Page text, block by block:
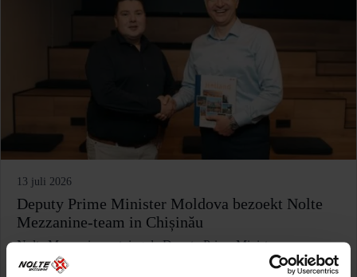
13 juli 2026
Deputy Prime Minister Moldova bezoekt Nolte
Mezzanine-team in Chișinău
Nolte Mezzanine ontving de Deputy Prime Minister van
Moldova in Chișinău, waarmee de groeiende samenwerking
tussen Nederland en Moldova en de internationale ontwikkeling